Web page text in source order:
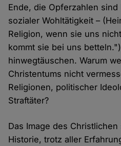
Ende, die Opferzahlen
sozialer Wohltätigkeit –
Religion, wenn sie uns
kommt sie bei uns
hinwegtäuschen. Warum
Christentums nicht
Religionen, politischer
Straftäter?
Das Image des
Historie, trotz aller